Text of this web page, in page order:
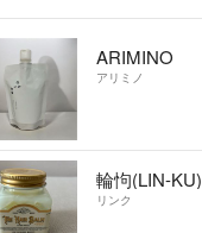
ARIMINO
アリミノ
輪怐(LIN-KU)
リンク